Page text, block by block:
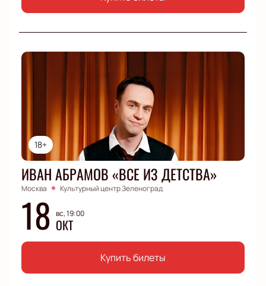
18+
ИВАН АБРАМОВ «ВСЕ ИЗ ДЕТСТВА»
Москва Культурный центр Зеленоград
18 вс, 19:00
ОКТ
Купить билеты